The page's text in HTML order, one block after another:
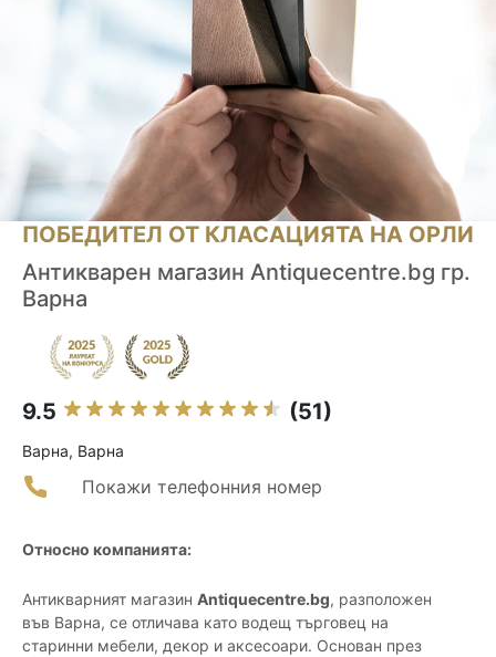
ПОБЕДИТЕЛ ОТ КЛАСАЦИЯТА НА ОРЛИ
Антикварен магазин Antiquecentre.bg гр.
Варна
9.5 (51)
Варна, Варна
Покажи телефонния номер
Относно компанията:
Антикварният магазин Antiquecentre.bg, разположен
във Варна, се отличава като водещ търговец на
старинни мебели, декор и аксесоари. Основан през